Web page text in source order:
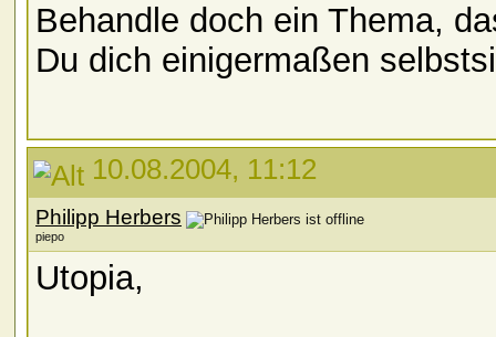
Behandle doch ein Thema,
Du dich einigermaßen
10.08.2004, 11:12
Philipp Herbers
piepo
Utopia,